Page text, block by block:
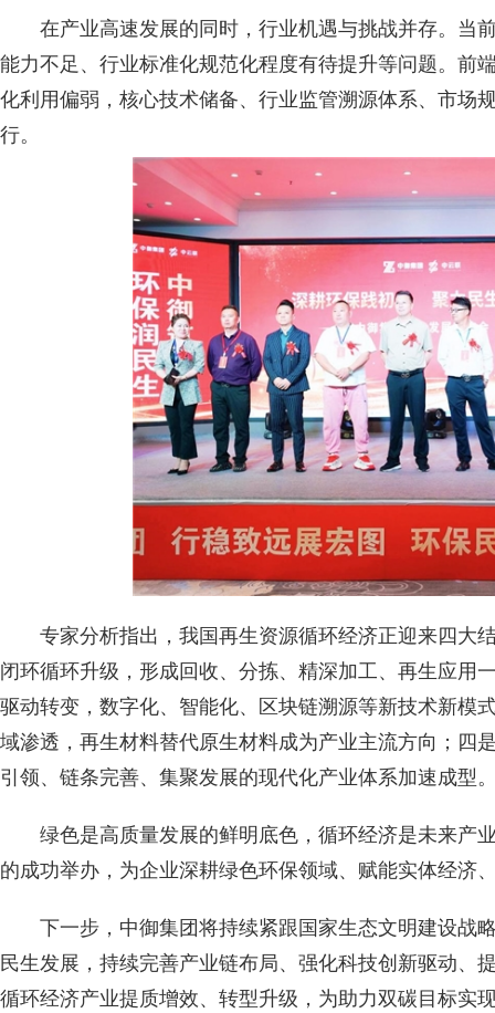
在产业高速发展的同时，行业机遇与挑战并存。当
能力不足、行业标准化规范化程度有待提升等问题。前
化利用偏弱，核心技术储备、行业监管溯源体系、市场
行。
专家分析指出，我国再生资源循环经济正迎来四大
闭环循环升级，形成回收、分拣、精深加工、再生应用
驱动转变，数字化、智能化、区块链溯源等新技术新模
域渗透，再生材料替代原生材料成为产业主流方向；四
引领、链条完善、集聚发展的现代化产业体系加速成型
绿色是高质量发展的鲜明底色，循环经济是未来产
的成功举办，为企业深耕绿色环保领域、赋能实体经济
下一步，中御集团将持续紧跟国家生态文明建设战
民生发展，持续完善产业链布局、强化科技创新驱动、
循环经济产业提质增效、转型升级，为助力双碳目标实